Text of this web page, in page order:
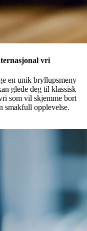
vri
en unik bryllupsmeny
glede deg til klassisk
som vil skjemme bort
smakfull opplevelse.